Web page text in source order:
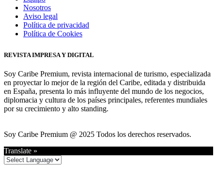
Nosotros
Aviso legal
Política de privacidad
Política de Cookies
REVISTA IMPRESA Y DIGITAL
Soy Caribe Premium, revista internacional de turismo, especializada
en proyectar lo mejor de la región del Caribe, editada y distribuida
en España, presenta lo más influyente del mundo de los negocios,
diplomacia y cultura de los países principales, referentes mundiales
por su crecimiento y alto standing.
Soy Caribe Premium @ 2025 Todos los derechos reservados.
Translate »